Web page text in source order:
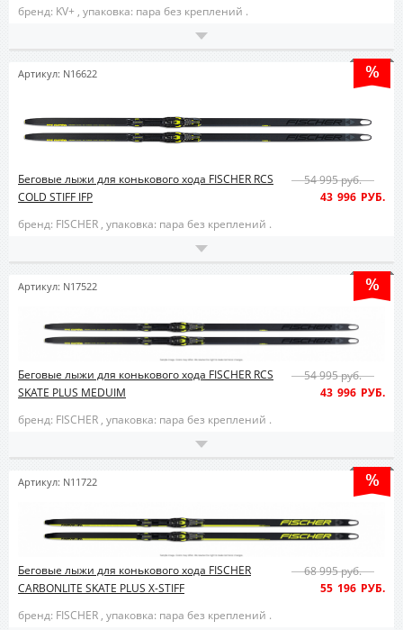
бренд: KV+ , упаковка: пара без креплений .
Артикул: N16622
54 995 руб.
43 996 РУБ.
Беговые лыжи для конькового хода FISCHER RCS
COLD STIFF IFP
бренд: FISCHER , упаковка: пара без креплений .
Артикул: N17522
54 995 руб.
43 996 РУБ.
Беговые лыжи для конькового хода FISCHER RCS
SKATE PLUS MEDUIM
бренд: FISCHER , упаковка: пара без креплений .
Артикул: N11722
68 995 руб.
55 196 РУБ.
Беговые лыжи для конькового хода FISCHER
CARBONLITE SKATE PLUS X-STIFF
бренд: FISCHER , упаковка: пара без креплений .